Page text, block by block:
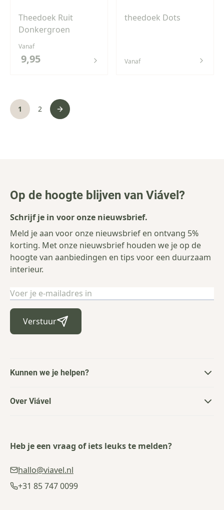
Theedoek Ruit
Donkergroen
Vanaf
9,95
theedoek Dots
Vanaf
Pagina
U lees momenteel pagina
1 Pagina
2 Pagina
Op de hoogte blijven van Viável?
Schrijf je in voor onze nieuwsbrief.
Meld je aan voor onze nieuwsbrief en ontvang 5%
korting. Met onze nieuwsbrief houden we je op de
hoogte van aanbiedingen en tips voor een duurzaam
interieur.
E-mailadres
Verstuur
Kunnen we je helpen?
Over Viável
Heb je een vraag of iets leuks te melden?
hallo@viavel.nl
+31 85 747 0099